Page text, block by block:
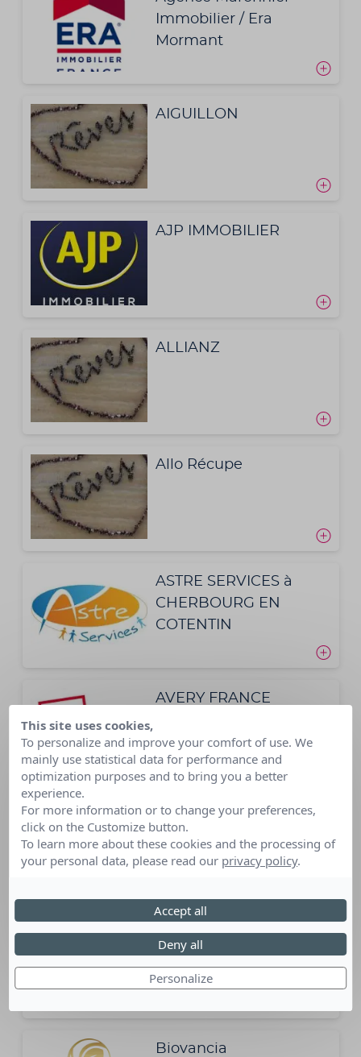
Immobilier / Era
Mormant
AIGUILLON
AJP IMMOBILIER
ALLIANZ
Allo Récupe
ASTRE SERVICES à
CHERBOURG EN
COTENTIN
AVERY FRANCE
AXA ATOUT COEUR
BCD TRAVEL FRANCE
Biovancia
This site uses cookies,
To personalize and improve your comfort of use. We
mainly use statistical data for performance and
optimization purposes and to bring you a better
experience.
For more information or to change your preferences,
click on the Customize button.
To learn more about these cookies and the processing of
your personal data, please read our privacy policy.
Personalize
Deny all
Accept all